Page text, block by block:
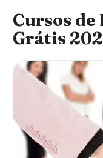
Cursos
Grátis